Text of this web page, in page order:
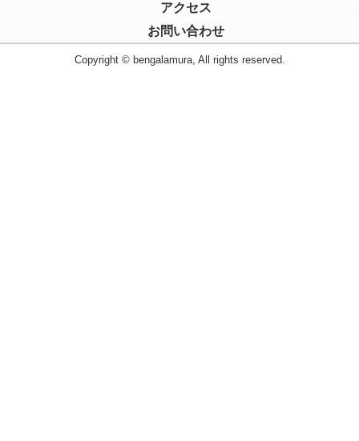
アクセス
お問い合わせ
Copyright © bengalamura, All rights reserved.